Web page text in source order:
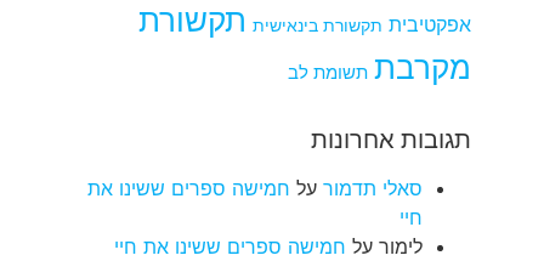
אפקטיבית תקשורת בינאישית תקשורת
מקרבת תשומת לב
תגובות אחרונות
סאלי תדמור על חמישה ספרים ששינו את
חיי
לימור על חמישה ספרים ששינו את חיי